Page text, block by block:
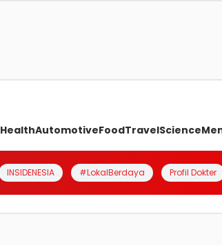
HealthAutomotiveFoodTravelScience
INSIDENESIA #LokalBerdaya Profil Dokter